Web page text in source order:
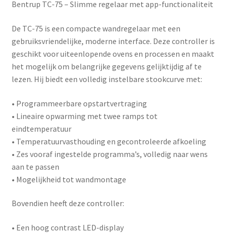
Bentrup TC-75 – Slimme regelaar met app-functionaliteit
De TC-75 is een compacte wandregelaar met een
gebruiksvriendelijke, moderne interface. Deze controller is
geschikt voor uiteenlopende ovens en processen en maakt
het mogelijk om belangrijke gegevens gelijktijdig af te
lezen. Hij biedt een volledig instelbare stookcurve met:
• Programmeerbare opstartvertraging
• Lineaire opwarming met twee ramps tot
eindtemperatuur
• Temperatuurvasthouding en gecontroleerde afkoeling
• Zes vooraf ingestelde programma’s, volledig naar wens
aan te passen
• Mogelijkheid tot wandmontage
Bovendien heeft deze controller:
• Een hoog contrast LED-display